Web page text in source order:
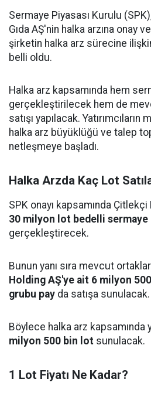
Sermaye Piyasası Kurulu
Gıda AŞ'nin halka arzına onay
şirketin halka arz sürecine
belli oldu.
Halka arz kapsamında hem
gerçekleştirilecek hem de
satışı yapılacak.
halka arz büyüklüğü ve talep
netleşmeye başladı.
Halka Arzda Kaç Lot
SPK onayı kapsamında Çitlekçi
30 milyon lot bedelli sermaye
gerçekleştirecek.
Bunun yanı sıra mevcut
Holding AŞ'ye ait 6 milyon
grubu pay da satışa sunulacak.
Böylece halka arz kapsamında
milyon 500 bin lot sunulacak.
1 Lot Fiyatı Ne Kadar?